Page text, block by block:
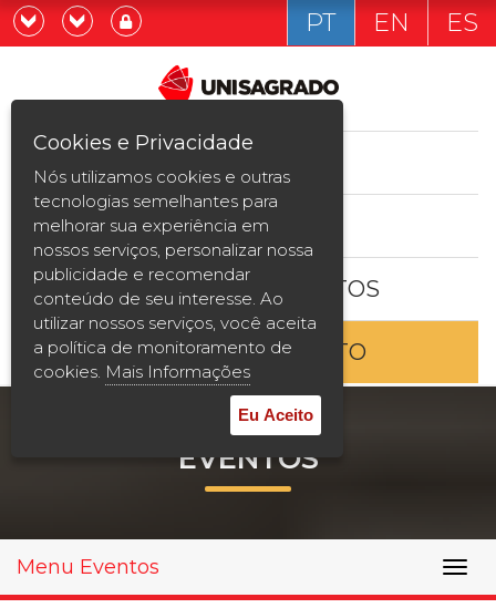
Graduação
Pós-graduação e MBA
Curta Duração
Vestibular
2ª Graduação
Transferência
Reingresso
Já sou estudande
Quero ser estudante
PT EN ES
ESTUDE AQUI
BOLSAS E DESCONTOS
ENTRE EM CONTATO
EVENTOS
Menu Eventos
Cookies e Privacidade
Nós utilizamos cookies e outras
tecnologias semelhantes para
melhorar sua experiência em
nossos serviços, personalizar nossa
publicidade e recomendar
conteúdo de seu interesse. Ao
utilizar nossos serviços, você aceita
a política de monitoramento de
cookies. Mais Informações
Eu Aceito